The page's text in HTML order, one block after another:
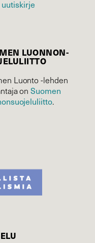
LUONNON­
Luonto -lehden
onSuomen
.